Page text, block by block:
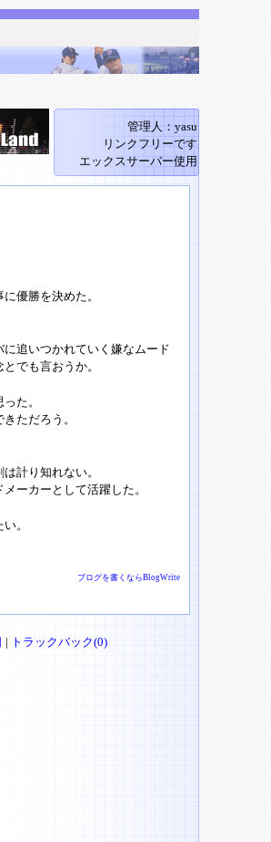
管理人：yasu
リンクフリーです
エックスサーバー使用
優勝を決めた。
追いつかれていく嫌なムード
でも言おうか。
た。
ただろう。
計り知れない。
ーカーとして活躍した。
。
ブログを書くならBlogWrite
| トラックバック(0)